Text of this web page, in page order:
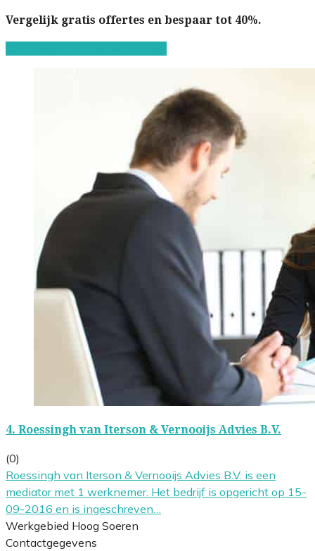
Vergelijk gratis offertes en bespaar tot 40%.
4. Roessingh van Iterson & Vernooijs Advies B.V.
(0)
Roessingh van Iterson & Vernooijs Advies B.V. is een
mediator met 1 werknemer. Het bedrijf is opgericht op 15-
09-2016 en is ingeschreven…
Werkgebied Hoog Soeren
Contactgegevens